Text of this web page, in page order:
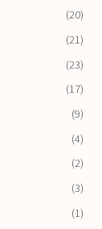
(20)
(21)
(23)
(17)
(9)
(4)
(2)
(3)
(1)